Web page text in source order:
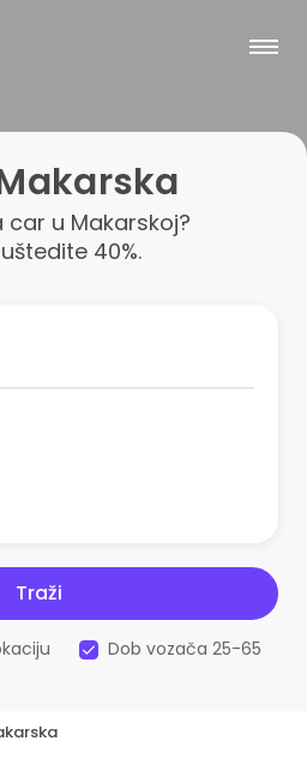
u Makarskoj?
40%.
Traži
Dob vozača 25-65